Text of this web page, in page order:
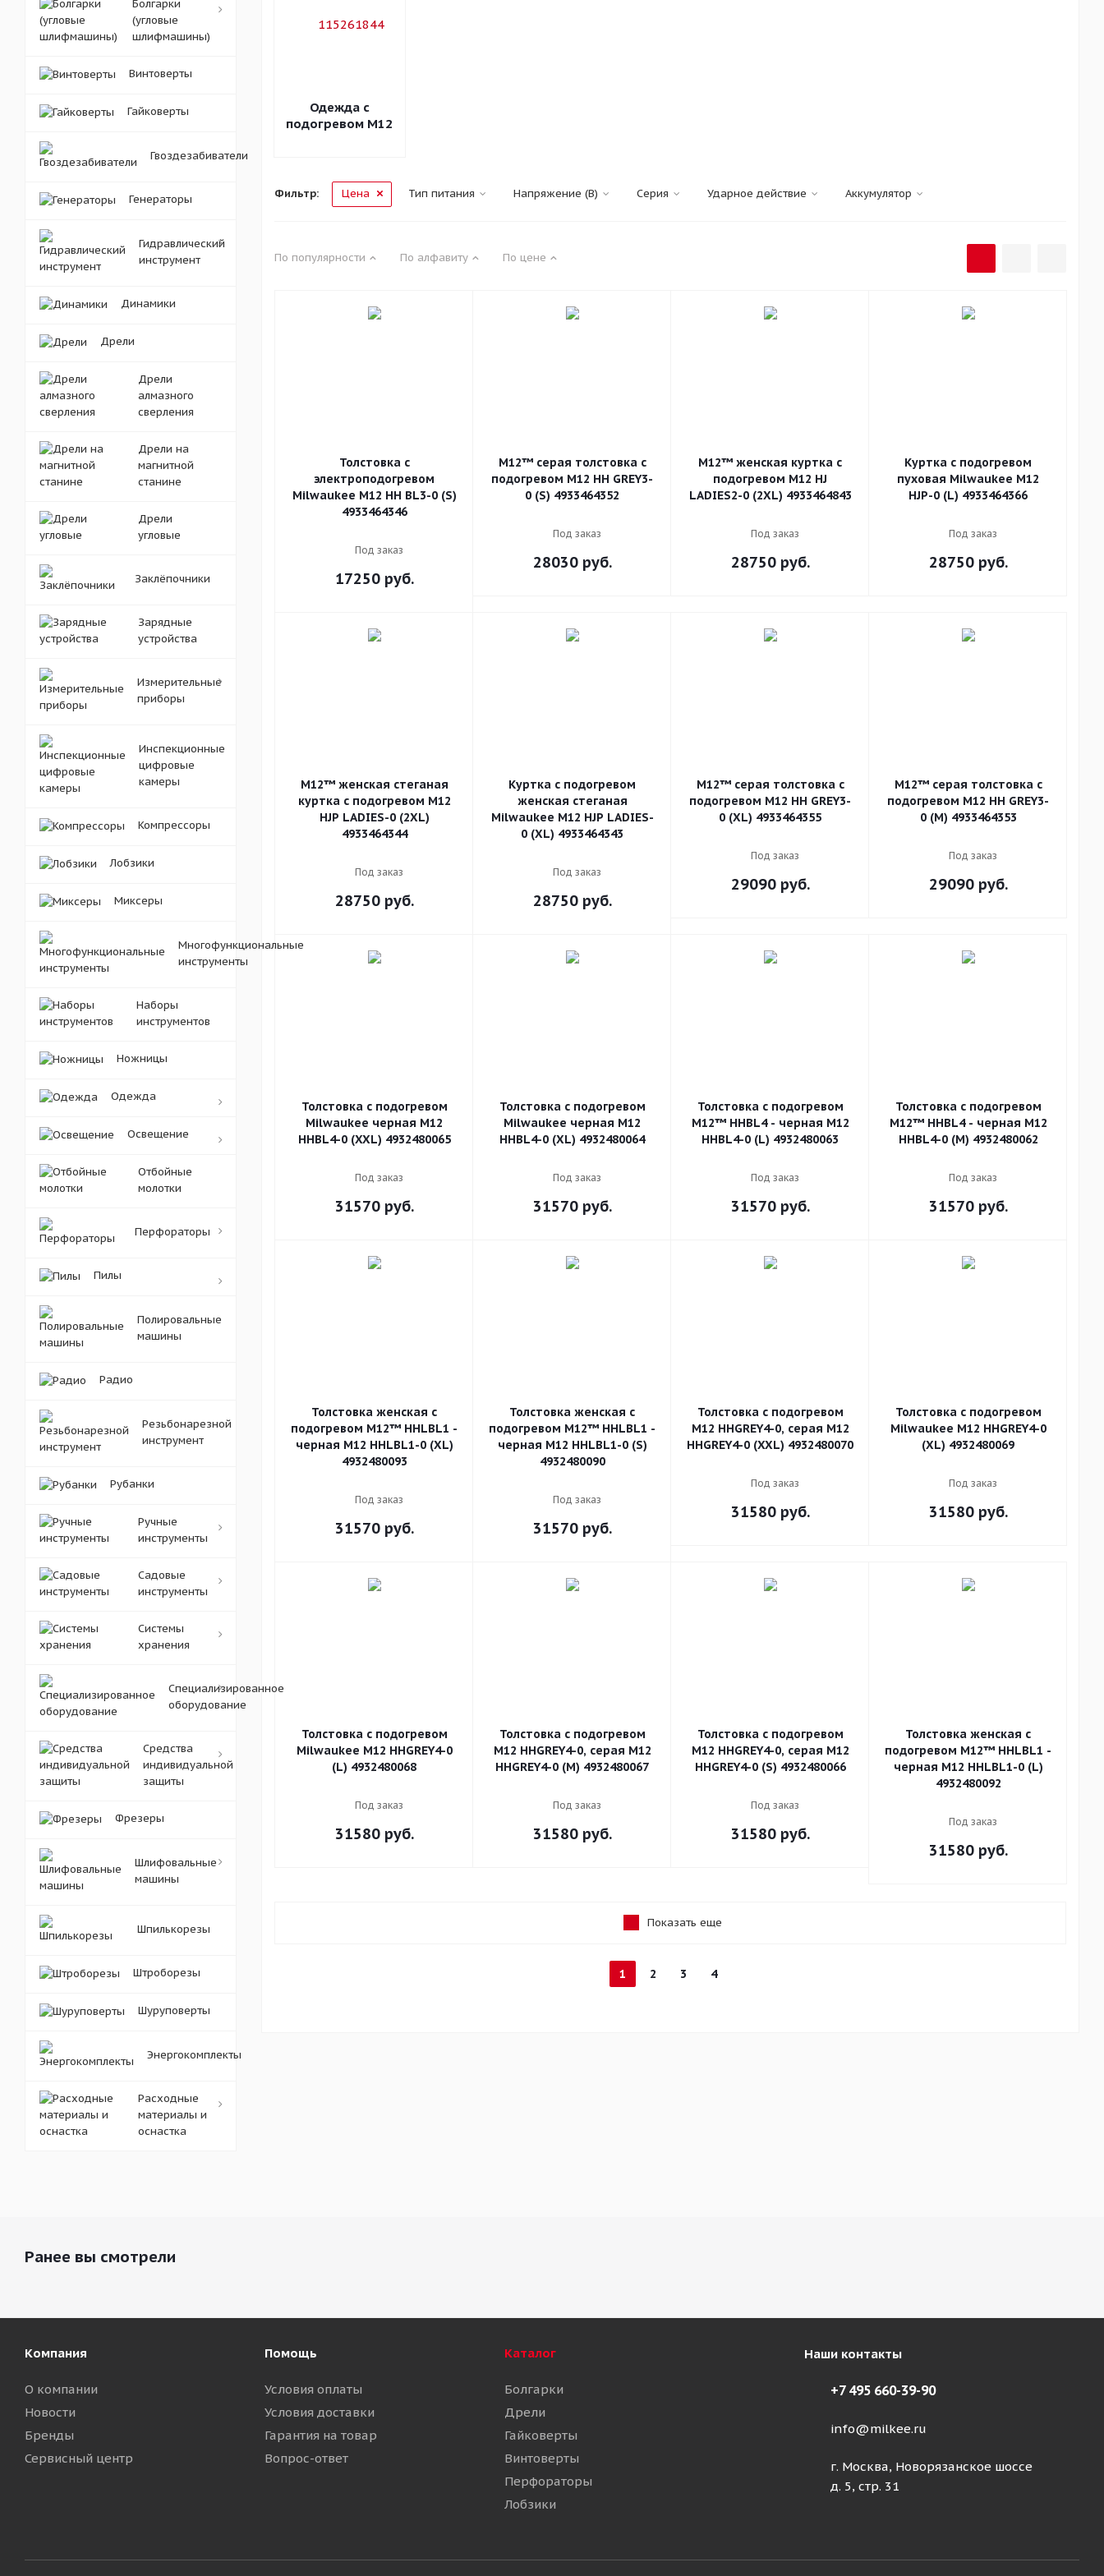
Одежда с
подогревом M12
Фильтр: Цена Тип питания Напряжение (В) Серия Ударное действие Аккумулятор
По популярности По алфавиту По цене
Толстовка c
электроподогревом
Milwaukee M12 HH BL3-0 (S)
4933464346
Под заказ
17250руб.
M12™ серая толстовка с
подогревом M12 HH GREY3-
0 (S) 4933464352
Под заказ
28030руб.
M12™ женская куртка с
подогревом M12 HJ
LADIES2-0 (2XL) 4933464843
Под заказ
28750руб.
Куртка с подогревом
пуховая Milwaukee M12
HJP-0 (L) 4933464366
Под заказ
28750руб.
M12™ женская стеганая
куртка с подогревом M12
HJP LADIES-0 (2XL)
4933464344
Под заказ
28750руб.
Куртка с подогревом
женская стеганая
Milwaukee M12 HJP LADIES-
0 (XL) 4933464343
Под заказ
28750руб.
M12™ серая толстовка с
подогревом M12 HH GREY3-
0 (XL) 4933464355
Под заказ
29090руб.
M12™ серая толстовка с
подогревом M12 HH GREY3-
0 (M) 4933464353
Под заказ
29090руб.
Толстовка с подогревом
Milwaukee черная M12
HHBL4-0 (XXL) 4932480065
Под заказ
31570руб.
Толстовка с подогревом
Milwaukee черная M12
HHBL4-0 (XL) 4932480064
Под заказ
31570руб.
Толстовка с подогревом
M12™ HHBL4 - черная M12
HHBL4-0 (L) 4932480063
Под заказ
31570руб.
Толстовка с подогревом
M12™ HHBL4 - черная M12
HHBL4-0 (M) 4932480062
Под заказ
31570руб.
Толстовка женская с
подогревом M12™ HHLBL1 -
черная M12 HHLBL1-0 (XL)
4932480093
Под заказ
31570руб.
Толстовка женская с
подогревом M12™ HHLBL1 -
черная M12 HHLBL1-0 (S)
4932480090
Под заказ
31570руб.
Толстовка с подогревом
M12 HHGREY4-0, серая M12
HHGREY4-0 (XXL) 4932480070
Под заказ
31580руб.
Толстовка с подогревом
Milwaukee M12 HHGREY4-0
(XL) 4932480069
Под заказ
31580руб.
Толстовка с подогревом
Milwaukee M12 HHGREY4-0
(L) 4932480068
Под заказ
31580руб.
Толстовка с подогревом
M12 HHGREY4-0, серая M12
HHGREY4-0 (M) 4932480067
Под заказ
31580руб.
Толстовка с подогревом
M12 HHGREY4-0, серая M12
HHGREY4-0 (S) 4932480066
Под заказ
31580руб.
Толстовка женская с
подогревом M12™ HHLBL1 -
черная M12 HHLBL1-0 (L)
4932480092
Под заказ
31580руб.
Показать еще
1 2 3 4
Болгарки
(угловые
шлифмашины)
Винтоверты
Гайковерты
Гвоздезабиватели
Генераторы
Гидравлический
инструмент
Динамики
Дрели
Дрели
алмазного
сверления
Дрели на
магнитной
станине
Дрели
угловые
Заклёпочники
Зарядные
устройства
Измерительные
приборы
Инспекционные
цифровые
камеры
Компрессоры
Лобзики
Миксеры
Многофункциональные
инструменты
Наборы
инструментов
Ножницы
Одежда
Освещение
Отбойные
молотки
Перфораторы
Пилы
Полировальные
машины
Радио
Резьбонарезной
инструмент
Рубанки
Ручные
инструменты
Садовые
инструменты
Системы
хранения
Специализированное
оборудование
Средства
индивидуальной
защиты
Фрезеры
Шлифовальные
машины
Шпилькорезы
Штроборезы
Шуруповерты
Энергокомплекты
Расходные
материалы и
оснастка
Ранее вы смотрели
Компания
О компании
Новости
Бренды
Сервисный центр
Помощь
Условия оплаты
Условия доставки
Гарантия на товар
Вопрос-ответ
Каталог
Болгарки
Дрели
Гайковерты
Винтоверты
Перфораторы
Лобзики
Наши контакты
+7 495 660-39-90
info@milkee.ru
г. Москва, Новорязанское шоссе
д. 5, стр. 31